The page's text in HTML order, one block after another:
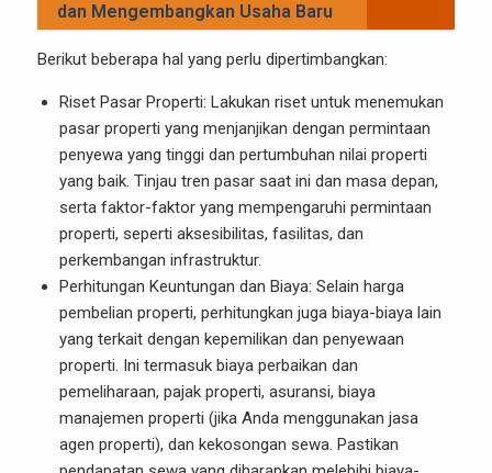
dan Mengembangkan Usaha Baru
Berikut beberapa hal yang perlu dipertimbangkan:
Riset Pasar Properti: Lakukan riset untuk menemukan
pasar properti yang menjanjikan dengan permintaan
penyewa yang tinggi dan pertumbuhan nilai properti
yang baik. Tinjau tren pasar saat ini dan masa depan,
serta faktor-faktor yang mempengaruhi permintaan
properti, seperti aksesibilitas, fasilitas, dan
perkembangan infrastruktur.
Perhitungan Keuntungan dan Biaya: Selain harga
pembelian properti, perhitungkan juga biaya-biaya lain
yang terkait dengan kepemilikan dan penyewaan
properti. Ini termasuk biaya perbaikan dan
pemeliharaan, pajak properti, asuransi, biaya
manajemen properti (jika Anda menggunakan jasa
agen properti), dan kekosongan sewa. Pastikan